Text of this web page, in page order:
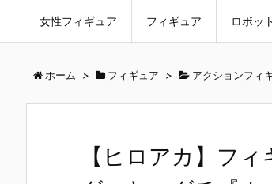
女性フィギュア フィギュア ロボッ
ホーム > フィギュア > アクションフィ
【ヒロアカ】フ